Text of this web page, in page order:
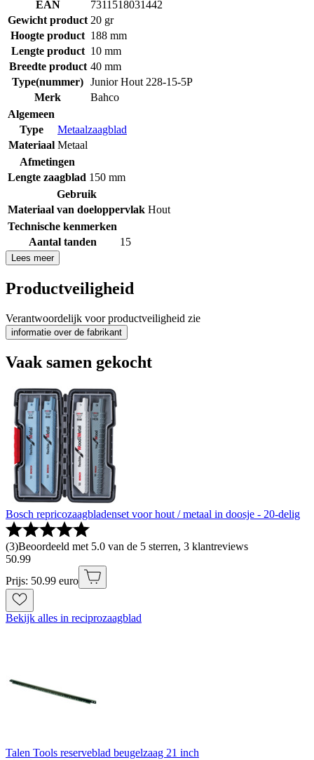
EAN
7311518031442
Gewicht product 20 gr
Hoogte product 188 mm
Lengte product 10 mm
Breedte product 40 mm
Type(nummer) Junior Hout 228-15-5P
Merk
Bahco
Algemeen
Type
Metaalzaagblad
Materiaal Metaal
Afmetingen
Lengte zaagblad 150 mm
Gebruik
Materiaal van doeloppervlak Hout
Technische kenmerken
Aantal tanden
15
Lees meer
Productveiligheid
Verantwoordelijk voor productveiligheid zie
informatie over de fabrikant
Vaak samen gekocht
Bosch repricozaagbladenset voor hout / metaal in doosje - 20-delig
(3)Beoordeeld met 5.0 van de 5 sterren, 3 klantreviews
50.99
Prijs: 50.99 euro
Bekijk alles in reciprozaagblad
Talen Tools reserveblad beugelzaag 21 inch